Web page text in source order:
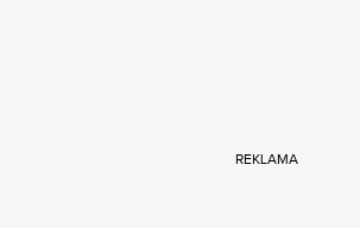
REKLAMA